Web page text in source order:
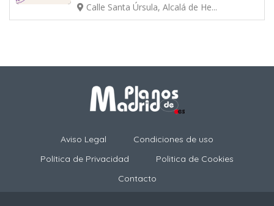
Calle Santa Úrsula, Alcalá de He...
Aviso Legal
Condiciones de uso
Política de Privacidad
Politica de Cookies
Contacto